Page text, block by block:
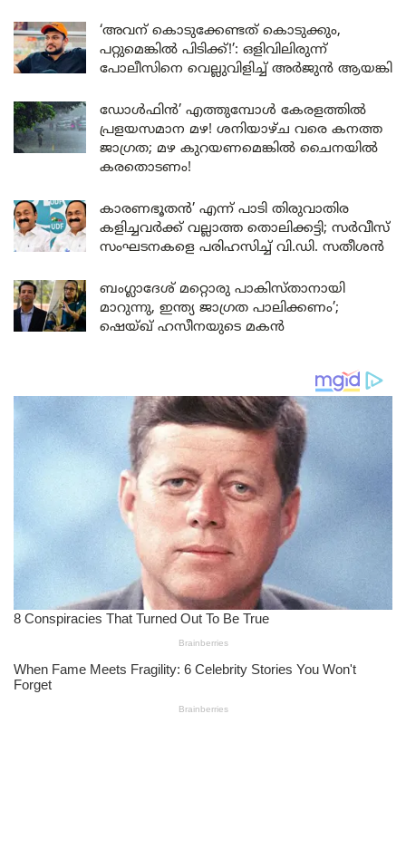
‘അവന് കൊടുക്കേണ്ടത് കൊടുക്കും,
പറ്റുമെങ്കിൽ പിടിക്ക്!’: ഒളിവിലിരുന്ന്
പോലീസിനെ വെല്ലുവിളിച്ച് അർജുൻ ആയങ്കി
ഡോൾഫിൻ’ എത്തുമ്പോൾ കേരളത്തിൽ
പ്രളയസമാന മഴ! ശനിയാഴ്ച വരെ കനത്ത
ജാഗ്രത; മഴ കുറയണമെങ്കിൽ ചൈനയിൽ
കരതൊടണം!
കാരണഭൂതൻ’ എന്ന് പാടി തിരുവാതിര
കളിച്ചവർക്ക് വല്ലാത്ത തൊലിക്കട്ടി; സർവീസ്
സംഘടനകളെ പരിഹസിച്ച് വി.ഡി. സതീശൻ
ബംഗ്ലാദേശ് മറ്റൊരു പാകിസ്താനായി
മാറുന്നു, ഇന്ത്യ ജാഗ്രത പാലിക്കണം’;
ഷെയ്ഖ് ഹസീനയുടെ മകൻ